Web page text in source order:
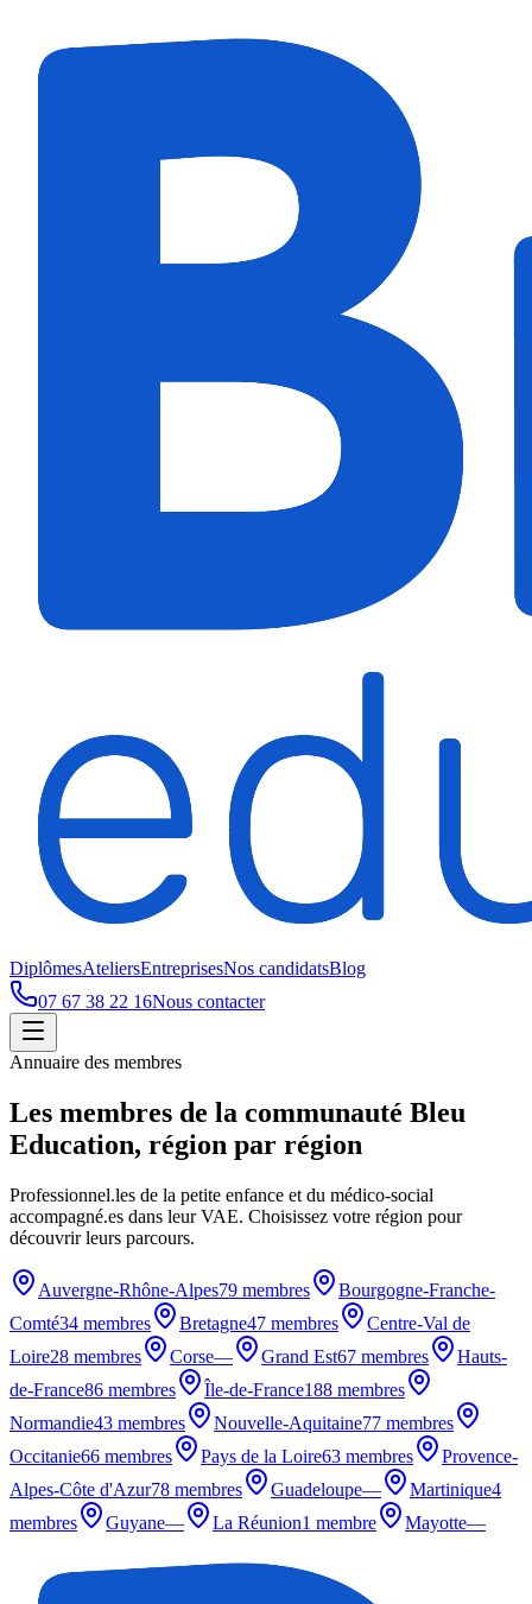
DiplômesAteliersEntreprisesNos candidatsBlog
07 67 38 22 16Nous contacter
Annuaire des membres
Les membres de la communauté Bleu
Education, région par région
Professionnel.les de la petite enfance et du médico-social
accompagné.es dans leur VAE. Choisissez votre région pour
découvrir leurs parcours.
Auvergne-Rhône-Alpes79 membres
Bourgogne-Franche-
Comté34 membres Bretagne47 membres
Centre-Val de
Loire28 membres Corse— Grand Est67 membres
Hauts-
de-France86 membres Île-de-France188 membres
Normandie43 membres Nouvelle-Aquitaine77 membres
Occitanie66 membres Pays de la Loire63 membres
Provence-
Alpes-Côte d'Azur78 membres Guadeloupe— Martinique4
membres
Guyane— La Réunion1 membre Mayotte—